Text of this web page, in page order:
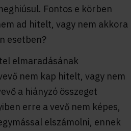
Fontos e körben
ad hitelt, vagy nem akkora
esetben?
elmaradásának
nem kap hitelt, vagy nem
a hiányzó összeget
erre a vevő nem képes,
elszámolni, ennek